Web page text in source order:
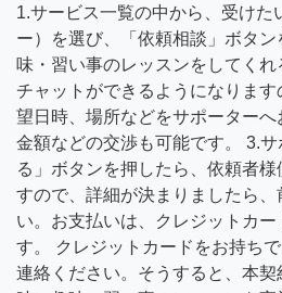
1.サービス一覧の中から、受けた
ー）を選び、「依頼相談」ボタ
味・習い事のレッスンをしてくれ
チャットができるようになりま
望日時、場所などをサポーター
金額などの交渉も可能です。 3.
る」ボタンを押したら、依頼者
すので、詳細が決まりましたら
い。お支払いは、クレジットカー
す。 クレジットカードをお持ち
連絡ください。そうすると、本契